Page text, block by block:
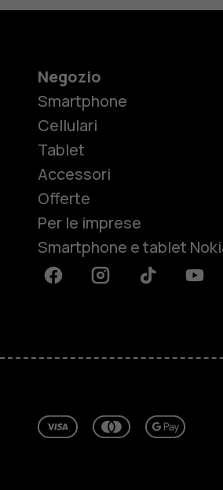
Informazioni su
Negozio
Smartphone
Cellulari
Tablet
Accessori
Offerte
Per le imprese
Smartphone e tablet
FacebookInstagramTiktok